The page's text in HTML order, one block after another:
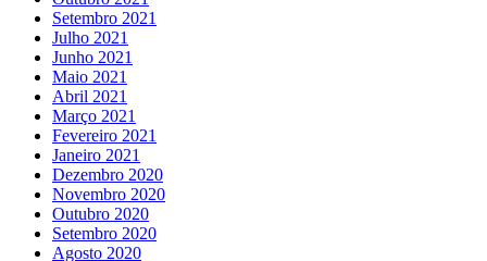
Setembro 2021
Julho 2021
Junho 2021
Maio 2021
Abril 2021
Março 2021
Fevereiro 2021
Janeiro 2021
Dezembro 2020
Novembro 2020
Outubro 2020
Setembro 2020
Agosto 2020